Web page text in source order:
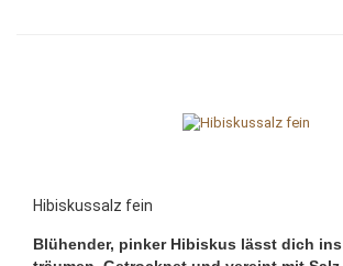
Hibiskussalz fein
Blühender, pinker Hibiskus lässt dich ins